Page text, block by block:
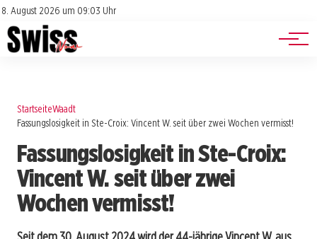
8. August 2026 um 09:03 Uhr
Impressum
Datenschutz
Jobs
Events
StartseiteWaadt
Fassungslosigkeit in Ste-Croix: Vincent W. seit über zwei Wochen vermisst!
Fassungslosigkeit in Ste-Croix:
Vincent W. seit über zwei
Wochen vermisst!